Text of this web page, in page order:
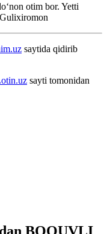
otim bor. Yetti
Gulixiromon
saytida qidirib
sayti tomonidan
BOQUVLI